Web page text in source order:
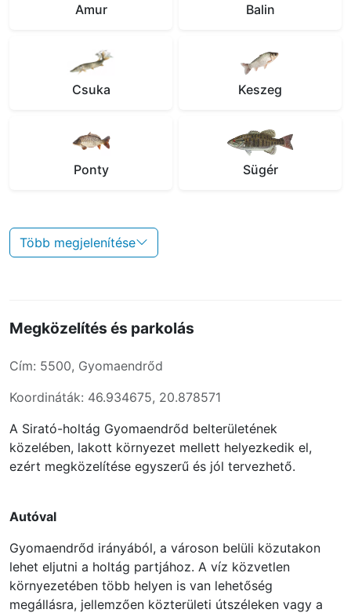
Amur Balin
Csuka Keszeg
Ponty Sügér
Több megjelenítése
Megközelítés és parkolás
Cím: 5500, Gyomaendrőd
Koordináták: 46.934675, 20.878571
A Sirató-holtág Gyomaendrőd belterületének
közelében, lakott környezet mellett helyezkedik el,
ezért megközelítése egyszerű és jól tervezhető.
Autóval
Gyomaendrőd irányából, a városon belüli közutakon
lehet eljutni a holtág partjához. A víz közvetlen
környezetében több helyen is van lehetőség
megállásra, jellemzően közterületi útszéleken vagy a